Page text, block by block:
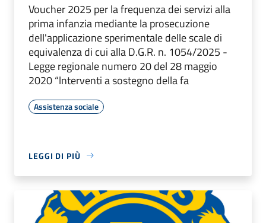
Voucher 2025 per la frequenza dei servizi alla
prima infanzia mediante la prosecuzione
dell'applicazione sperimentale delle scale di
equivalenza di cui alla D.G.R. n. 1054/2025 -
Legge regionale numero 20 del 28 maggio
2020 “lnterventi a sostegno della fa
Assistenza sociale
LEGGI DI PIÙ